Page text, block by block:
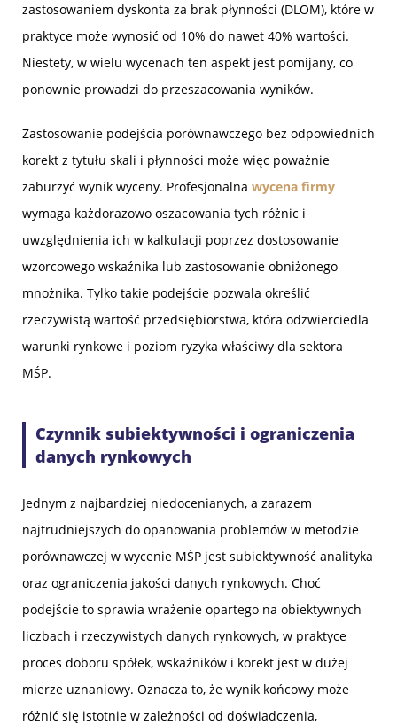
zastosowaniem dyskonta za brak płynności (DLOM), które w
praktyce może wynosić od 10% do nawet 40% wartości.
Niestety, w wielu wycenach ten aspekt jest pomijany, co
ponownie prowadzi do przeszacowania wyników.
Zastosowanie podejścia porównawczego bez odpowiednich
korekt z tytułu skali i płynności może więc poważnie
zaburzyć wynik wyceny. Profesjonalna wycena firmy
wymaga każdorazowo oszacowania tych różnic i
uwzględnienia ich w kalkulacji poprzez dostosowanie
wzorcowego wskaźnika lub zastosowanie obniżonego
mnożnika. Tylko takie podejście pozwala określić
rzeczywistą wartość przedsiębiorstwa, która odzwierciedla
warunki rynkowe i poziom ryzyka właściwy dla sektora
MŚP.
Czynnik subiektywności i ograniczenia
danych rynkowych
Jednym z najbardziej niedocenianych, a zarazem
najtrudniejszych do opanowania problemów w metodzie
porównawczej w wycenie MŚP jest subiektywność analityka
oraz ograniczenia jakości danych rynkowych. Choć
podejście to sprawia wrażenie opartego na obiektywnych
liczbach i rzeczywistych danych rynkowych, w praktyce
proces doboru spółek, wskaźników i korekt jest w dużej
mierze uznaniowy. Oznacza to, że wynik końcowy może
różnić się istotnie w zależności od doświadczenia,